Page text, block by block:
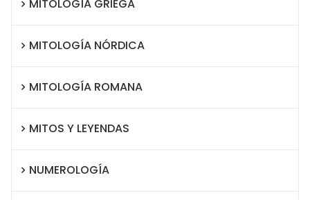
MITOLOGÍA GRIEGA
MITOLOGÍA NÓRDICA
MITOLOGÍA ROMANA
MITOS Y LEYENDAS
NUMEROLOGÍA